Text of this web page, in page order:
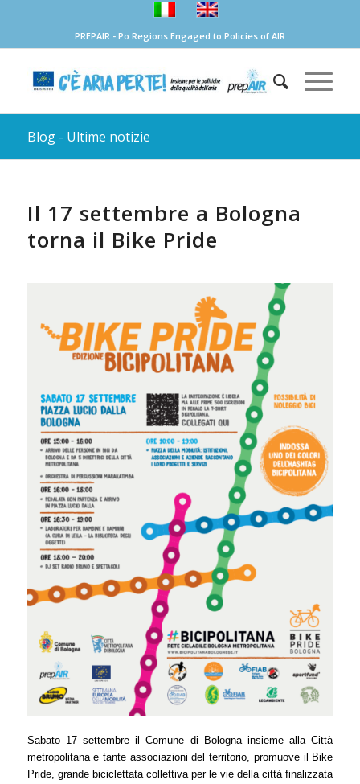
PREPAIR - Po Regions Engaged to Policies of AIR
Blog - Ultime notizie
Il 17 settembre a Bologna
torna il Bike Pride
Sabato 17 settembre il Comune di Bologna insieme alla Città
metropolitana e tante associazioni del territorio, promuove il Bike
Pride, grande biciclettata collettiva per le vie della città finalizzata